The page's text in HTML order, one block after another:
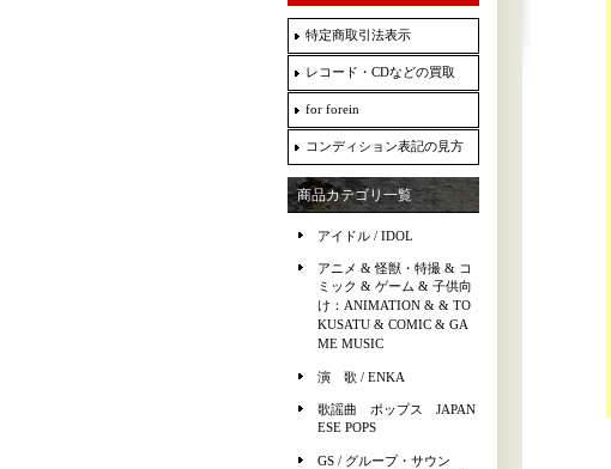
特定商取引法表示
レコード・CDなどの買取
for forein
コンディション表記の見方
商品カテゴリ一覧
アイドル / IDOL
アニメ & 怪獣・特撮 & コ
ミック & ゲーム & 子供向
け：ANIMATION & & TO
KUSATU & COMIC & GA
ME MUSIC
演 歌 / ENKA
歌謡曲 ポップス JAPAN
ESE POPS
GS / グループ・サウン